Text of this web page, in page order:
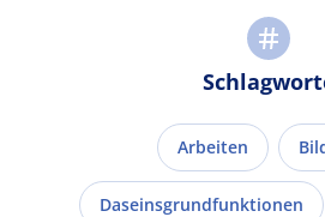
Arbeiten
Daseinsgrundfunktionen